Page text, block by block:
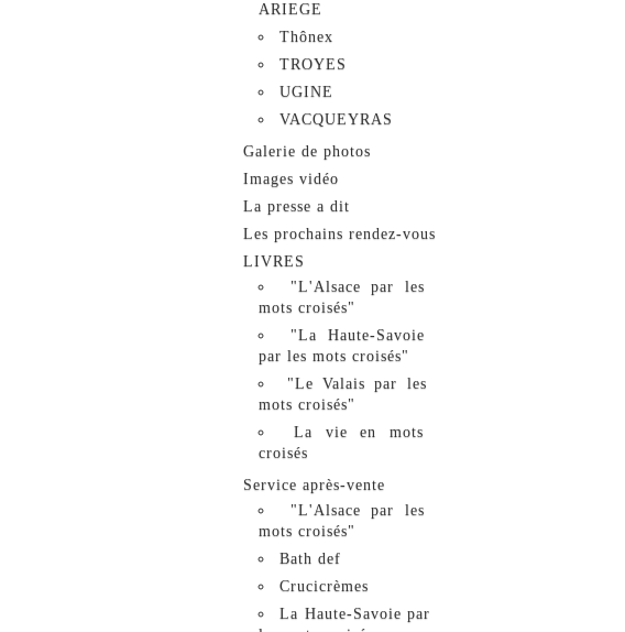
ARIEGE
Thônex
TROYES
UGINE
VACQUEYRAS
Galerie de photos
Images vidéo
La presse a dit
Les prochains rendez-vous
LIVRES
"L'Alsace par les
mots croisés"
"La Haute-Savoie
par les mots croisés"
"Le Valais par les
mots croisés"
La vie en mots
croisés
Service après-vente
"L'Alsace par les
mots croisés"
Bath def
Crucicrèmes
La Haute-Savoie par